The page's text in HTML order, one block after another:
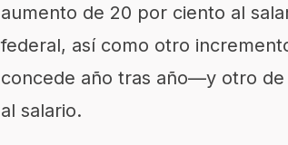
aumento de 20 por ciento al
federal, así como otro
concede año tras año—y otro
al salario.